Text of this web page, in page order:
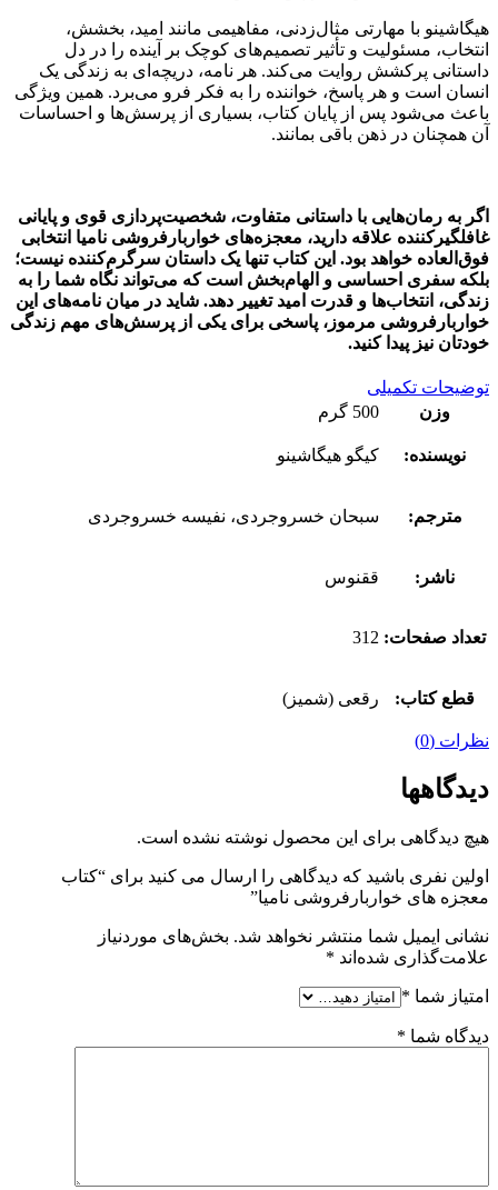
هیگاشینو با مهارتی مثال‌زدنی، مفاهیمی مانند امید، بخشش،
انتخاب، مسئولیت و تأثیر تصمیم‌های کوچک بر آینده را در دل
داستانی پرکشش روایت می‌کند. هر نامه، دریچه‌ای به زندگی یک
انسان است و هر پاسخ، خواننده را به فکر فرو می‌برد. همین ویژگی
باعث می‌شود پس از پایان کتاب، بسیاری از پرسش‌ها و احساسات
آن همچنان در ذهن باقی بمانند.
اگر به رمان‌هایی با داستانی متفاوت، شخصیت‌پردازی قوی و پایانی
غافلگیرکننده علاقه دارید، معجزه‌های خواربارفروشی نامیا انتخابی
فوق‌العاده خواهد بود. این کتاب تنها یک داستان سرگرم‌کننده نیست؛
بلکه سفری احساسی و الهام‌بخش است که می‌تواند نگاه شما را به
زندگی، انتخاب‌ها و قدرت امید تغییر دهد. شاید در میان نامه‌های این
خواربارفروشی مرموز، پاسخی برای یکی از پرسش‌های مهم زندگی
خودتان نیز پیدا کنید.
توضیحات تکمیلی
وزن
500 گرم
نویسنده: کیگو هیگاشینو
مترجم: سبحان خسروجردی، نفیسه خسروجردی
ناشر: ققنوس
تعداد صفحات: 312
قطع کتاب: رقعی (شمیز)
نظرات (0)
دیدگاهها
هیچ دیدگاهی برای این محصول نوشته نشده است.
اولین نفری باشید که دیدگاهی را ارسال می کنید برای “کتاب
معجزه های خواربارفروشی نامیا”
نشانی ایمیل شما منتشر نخواهد شد. بخش‌های موردنیاز
علامت‌گذاری شده‌اند *
امتیاز شما *
دیدگاه شما *